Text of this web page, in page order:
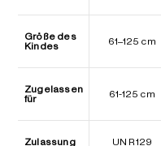
Größe des
Kindes
61–125 cm
Zugelassen
für
61-125 cm
Zulassung UN R129